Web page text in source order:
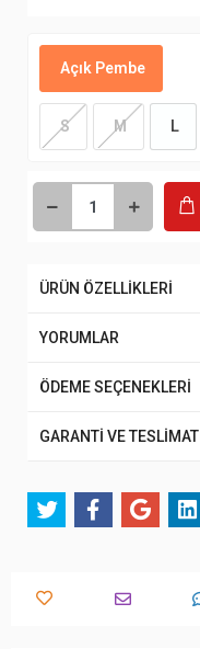
Açık Pembe
S M L
ÜRÜN ÖZELLİKLERİ
YORUMLAR
ÖDEME SEÇENEKLERİ
GARANTİ VE TESLİMAT